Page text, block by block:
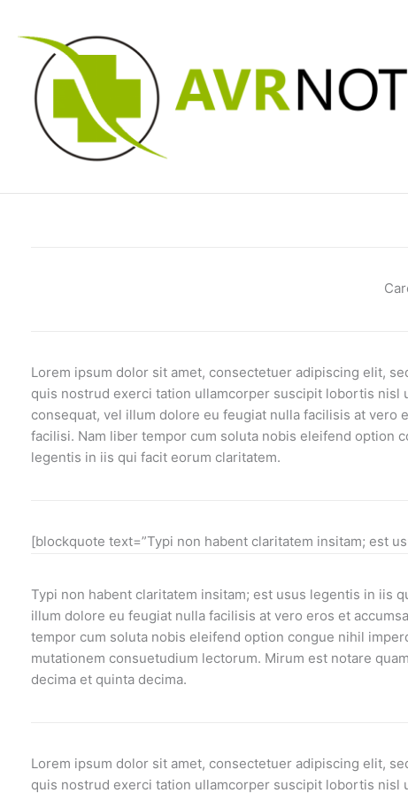
Lorem ipsum dolor sit amet, consectetuer adipiscing elit,
quis nostrud exerci tation ullamcorper suscipit lobortis nisl
consequat, vel illum dolore eu feugiat nulla facilisis at
facilisi. Nam liber tempor cum soluta nobis eleifend option
legentis in iis qui facit eorum claritatem.
[blockquote text=”Typi non habent claritatem insitam; est
Typi non habent claritatem insitam; est usus legentis in iis
illum dolore eu feugiat nulla facilisis at vero eros et
tempor cum soluta nobis eleifend option congue nihil
mutationem consuetudium lectorum. Mirum est notare
decima et quinta decima.
Lorem ipsum dolor sit amet, consectetuer adipiscing elit,
quis nostrud exerci tation ullamcorper suscipit lobortis nisl